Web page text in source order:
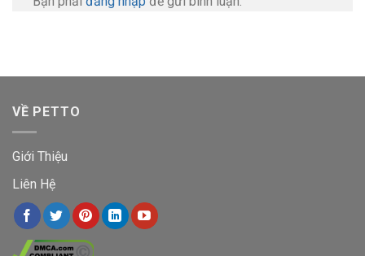
VỀ PETTO
Giới Thiệu
Liên Hệ